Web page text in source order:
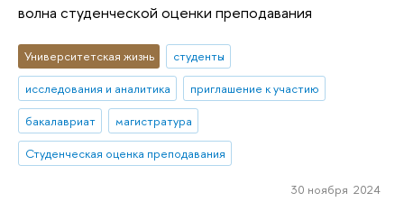
волна студенческой оценки преподавания
Университетская жизнь
студенты
исследования и аналитика
приглашение к участию
бакалавриат
магистратура
Студенческая оценка преподавания
30 ноября 2024